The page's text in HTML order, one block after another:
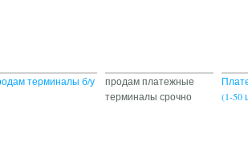
терминалы б/у
продам платежные
терминалы срочно
(1-50